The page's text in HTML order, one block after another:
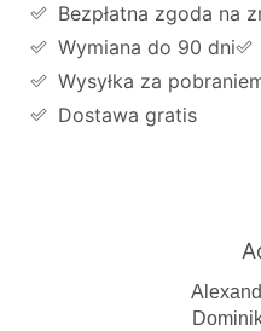
Bezpłatna zgoda na
Wymiana do 90 dni
Wysyłka za
Dostawa gratis